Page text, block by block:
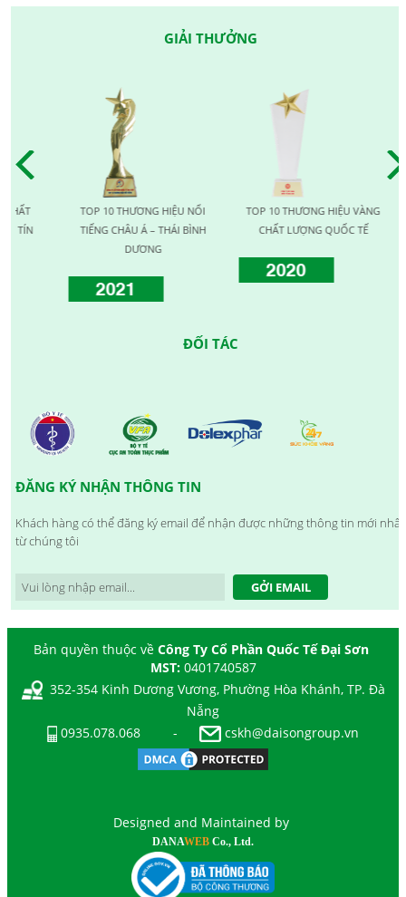
GIẢI THƯỞNG
TOP 10 THƯƠNG HIỆU NỔI
TIẾNG CHÂU Á – THÁI BÌNH
TOP 10 THƯƠNG HIỆU VÀNG
CHẤT LƯỢNG QUỐC TẾ
TOP
ĐỐI TÁC
ĐĂNG KÝ NHẬN THÔNG TIN
Khách hàng có thể đăng ký email để nhận được những thông tin mới nhất
từ chúng tôi
GỞI EMAIL
Bản quyền thuộc về Công Ty Cổ Phần Quốc Tế Đại Sơn
MST: 0401740587
352-354 Kinh Dương Vương, Phường Hòa Khánh, TP. Đà
Nẵng
0935.078.068
- cskh@daisongroup.vn
Designed and Maintained by
DANAWEB Co., Ltd.